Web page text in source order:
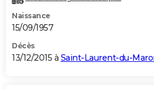
Naissance
15/09/1957
Décès
13/12/2015 à Saint-Laurent-du-